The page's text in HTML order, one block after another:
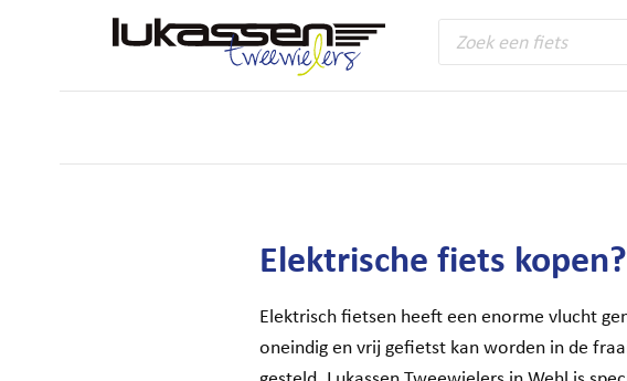
Producten
zoeken
Elektrische fiets kopen?
Elektrisch fietsen heeft een enorme vlucht
oneindig en vrij gefietst kan worden in de